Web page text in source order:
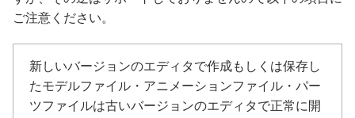
ご注意ください。
新しいバージョンのエディタで作成もしくは保存し
たモデルファイル・アニメーションファイル・パー
ツファイルは古いバージョンのエディタで正常に開